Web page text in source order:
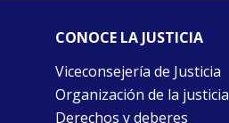
CONOCE LA JUSTICIA
Viceconsejería de Justicia
Organización de la justicia
Derechos y deberes